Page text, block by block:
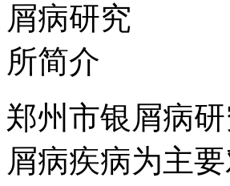
郑州市银屑病
屑病疾病为主